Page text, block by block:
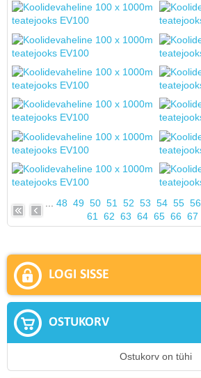
48 49 50 51 52 53 54 55 56
61
62 63 64 65 66 67
LOGI SISSE
OSTUKORV
Ostukorv on tühi